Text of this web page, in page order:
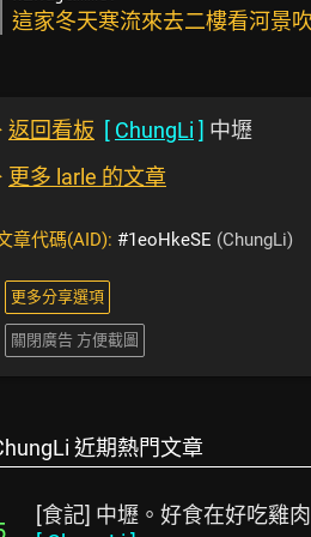
這家冬天寒流來去二樓看河景
返回看板 [ ChungLi ] 中壢
更多 larle 的文章
章代碼(AID): #1eoHkeSE (ChungLi)
更多分享選項
關閉廣告 方便截圖
近期熱門文章
[食記] 中壢。好食在好吃雞肉